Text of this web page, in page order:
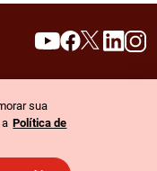
search
reservados.
sua
Política de